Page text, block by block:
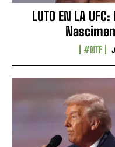
LUTO EN LA
#NTF